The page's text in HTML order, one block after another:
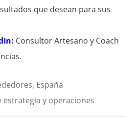
que desean para sus
Consultor Artesano y Coach
España
estrategia y operaciones